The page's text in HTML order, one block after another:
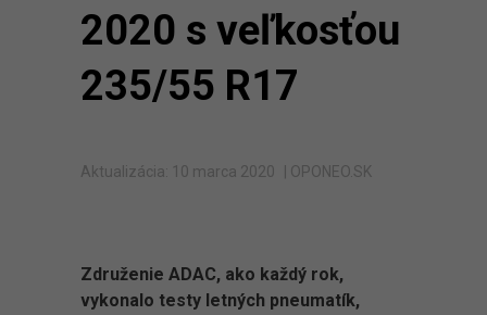
2020 s veľkosťou
235/55 R17
Aktualizácia: 10 marca 2020 | OPONEO.SK
Združenie ADAC, ako každý rok,
vykonalo testy letných pneumatík,